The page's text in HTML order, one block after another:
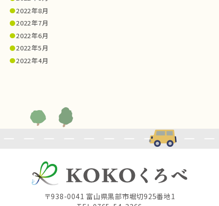
2022年8月
2022年7月
2022年6月
2022年5月
2022年4月
〒938-0041 富山県黒部市堀切925番地1